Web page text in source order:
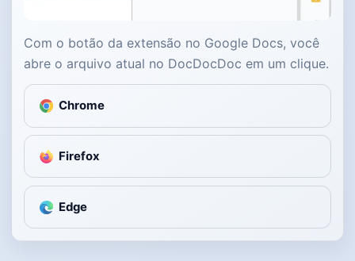
Com o botão da extensão no Google Docs, você
abre o arquivo atual no DocDocDoc em um clique.
Chrome
Firefox
Edge